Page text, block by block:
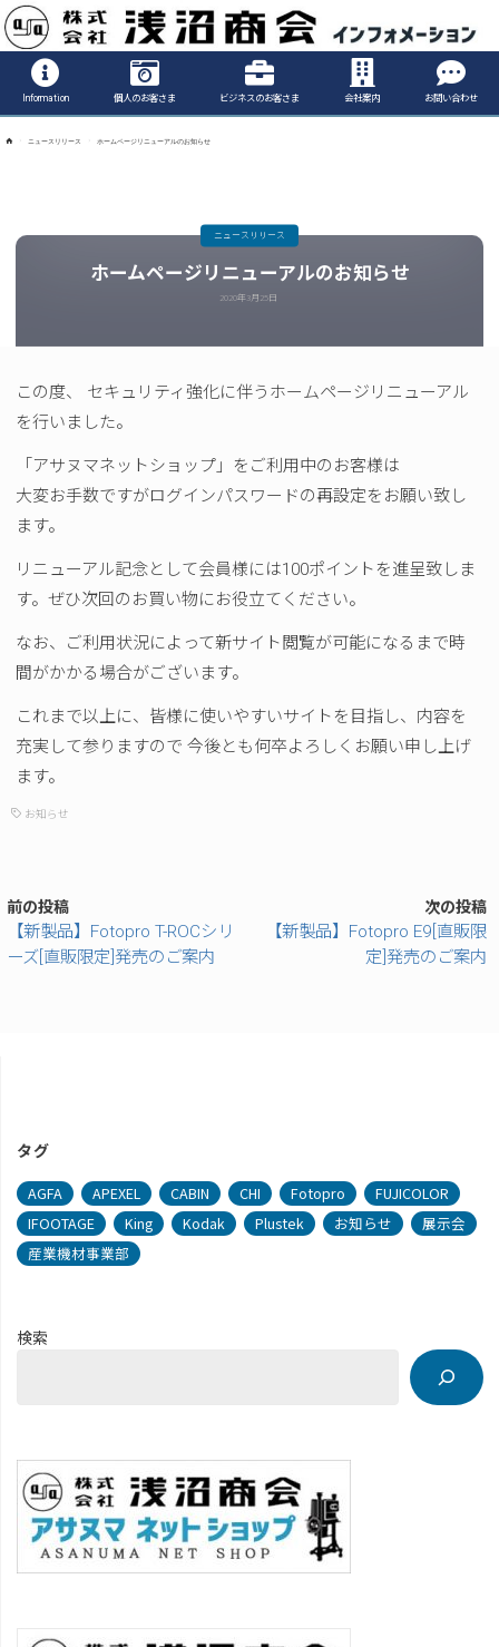
Information
Information 個人のお客さま ビジネスのお客さま 会社案内 お問い合わせ
ニュースリリース ホームページリニューアルのお知らせ
ホームページリニューアルのお知らせ
2020年3月25日
ニュースリリース
この度、 セキュリティ強化に伴うホームページリニューアル
を行いました。
「アサヌマネットショップ」をご利用中のお客様は
大変お手数ですがログインパスワードの再設定をお願い致し
ます。
リニューアル記念として会員様には100ポイントを進呈致しま
す。ぜひ次回のお買い物にお役立てください。
なお、ご利用状況によって新サイト閲覧が可能になるまで時
間がかかる場合がございます。
これまで以上に、皆様に使いやすいサイトを目指し、内容を
充実して参りますので 今後とも何卒よろしくお願い申し上げ
ます。
お知らせ
前の投稿
【新製品】Fotopro T-ROCシリ
ーズ[直販限定]発売のご案内
次の投稿
【新製品】Fotopro E9[直販限
定]発売のご案内
タグ
AGFA APEXEL CABIN CHI Fotopro
FUJICOLOR
IFOOTAGE
King Kodak Plustek お知らせ
展示会
産業機材事業部
検索